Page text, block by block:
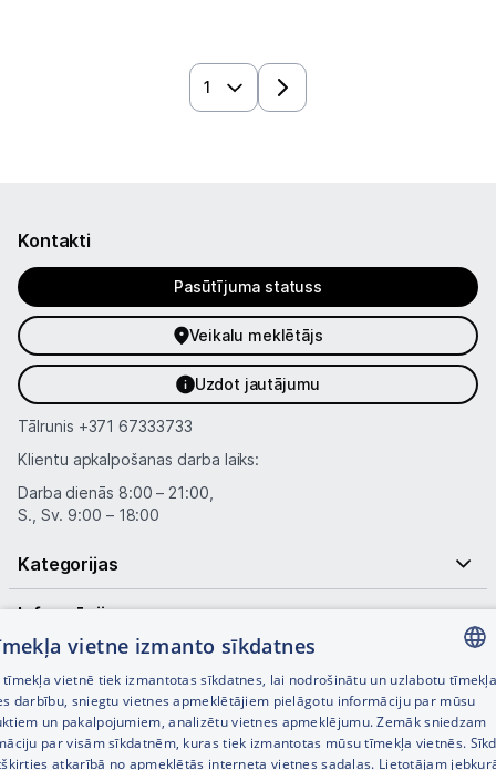
Kontakti
Pasūtījuma statuss
Veikalu meklētājs
Uzdot jautājumu
Tālrunis +371 67333733
Klientu apkalpošanas darba laiks:
Darba dienās 8:00 – 21:00,
S., Sv. 9:00 – 18:00
Kategorijas
Informācija
Noderīgas saites
LATVIAN
RUSSIAN
vietne izmanto sīkdatnes
tīmekļa vietnē tiek izmantotas sīkdatnes, lai nodrošinātu un uzlabotu
darbību, sniegtu vietnes apmeklētājiem pielāgotu informāciju par mūsu
un pakalpojumiem, analizētu vietnes apmeklējumu. Zemāk sniedzam
par visām sīkdatnēm, kuras tiek izmantotas mūsu tīmekļa vietnēs.
atkarībā no apmeklētās interneta vietnes sadaļas. Lietotājam